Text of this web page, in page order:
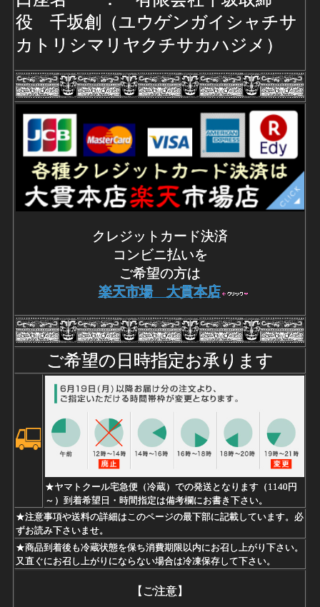
役 千坂創（ユウゲンガイシャチサ
カトリシマリヤクチサカハジメ）
クレジットカード決済
コンビニ払いを
ご希望の方は
楽天市場 大貫本店
ご希望の日時指定お承ります
★ヤマトクール宅急便（冷蔵）での発送となります（1140円
～）到着希望日・時間指定は備考欄にお書き下さい。
★注意事項や送料の詳細はこのページの最下部に記載しています。必
ずお読み下さいませ。
★商品到着後も冷蔵状態を保ち消費期限以内にお召し上がり下さい。
又直ぐにお召し上がりにならない場合は冷凍保存して下さい。
【ご注意】